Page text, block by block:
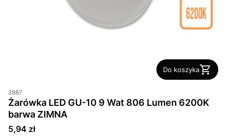
Do koszyka
2887
Żarówka LED GU-10 9 Wat 806 Lumen 6200K
barwa ZIMNA
Cena
5,94 zł